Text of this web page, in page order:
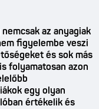
az anyagiak
figyelembe veszi
és sok más
folyamatosan azon
egy olyan
értékelik és